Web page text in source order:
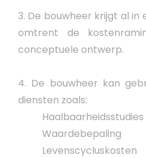
3. De bouwheer krijgt al in
omtrent de
conceptuele ontwerp.
4. De bouwheer kan
diensten zoals:
Haalbaarheidsstudies
Waardebepaling
Levenscycluskosten